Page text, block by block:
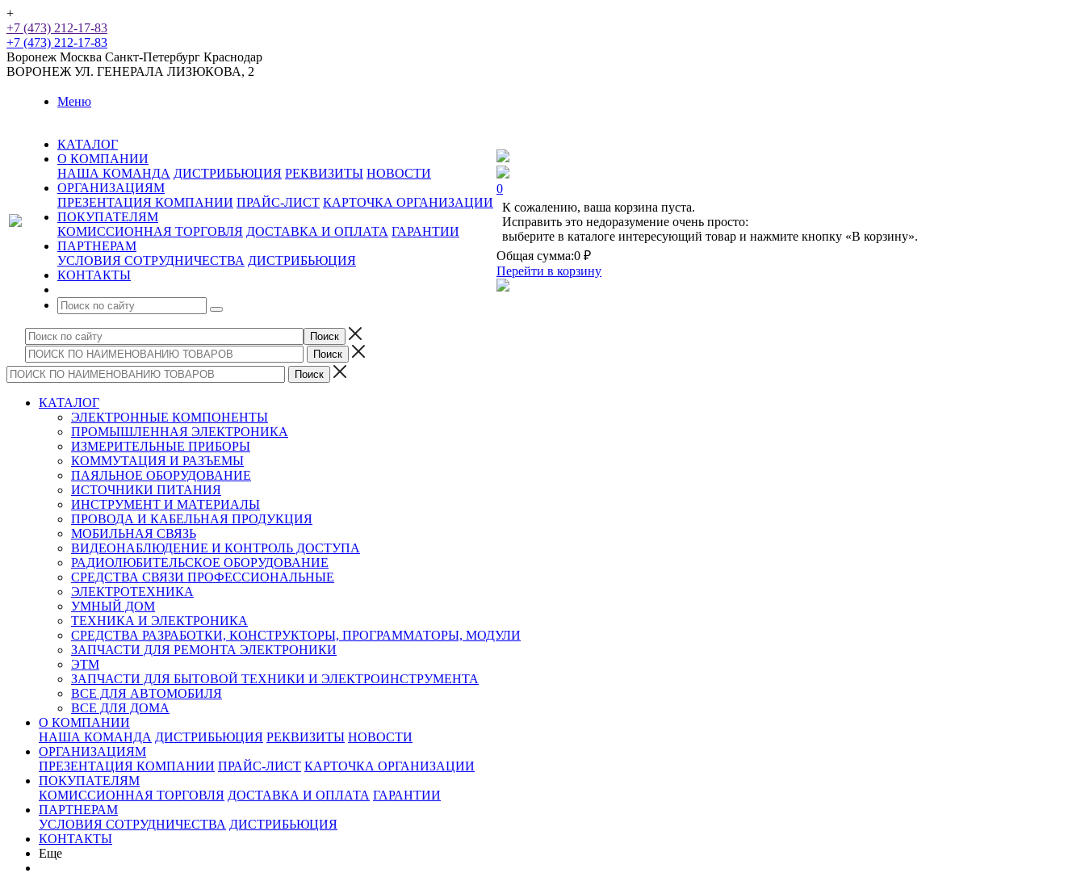
+
+7 (473) 212-17-83
+7 (473) 212-17-83
Воронеж Москва Санкт-Петербург Краснодар
ВОРОНЕЖ УЛ. ГЕНЕРАЛА ЛИЗЮКОВА, 2
Меню
КАТАЛОГ
О КОМПАНИИ
НАША КОМАНДА ДИСТРИБЬЮЦИЯ РЕКВИЗИТЫ НОВОСТИ
ОРГАНИЗАЦИЯМ
ПРЕЗЕНТАЦИЯ КОМПАНИИ ПРАЙС-ЛИСТ КАРТОЧКА ОРГАНИЗАЦИИ
ПОКУПАТЕЛЯМ
КОМИССИОННАЯ ТОРГОВЛЯ ДОСТАВКА И ОПЛАТА ГАРАНТИИ
ПАРТНЕРАМ
УСЛОВИЯ СОТРУДНИЧЕСТВА ДИСТРИБЬЮЦИЯ
КОНТАКТЫ
0
К сожалению, ваша корзина пуста.
Исправить это недоразумение очень просто:
выберите в каталоге интересующий товар и нажмите кнопку «В корзину».
Общая сумма:0 ₽
Перейти в корзину
КАТАЛОГ
ЭЛЕКТРОННЫЕ КОМПОНЕНТЫ
ПРОМЫШЛЕННАЯ ЭЛЕКТРОНИКА
ИЗМЕРИТЕЛЬНЫЕ ПРИБОРЫ
КОММУТАЦИЯ И РАЗЪЕМЫ
ПАЯЛЬНОЕ ОБОРУДОВАНИЕ
ИСТОЧНИКИ ПИТАНИЯ
ИНСТРУМЕНТ И МАТЕРИАЛЫ
ПРОВОДА И КАБЕЛЬНАЯ ПРОДУКЦИЯ
МОБИЛЬНАЯ СВЯЗЬ
ВИДЕОНАБЛЮДЕНИЕ И КОНТРОЛЬ ДОСТУПА
РАДИОЛЮБИТЕЛЬСКОЕ ОБОРУДОВАНИЕ
СРЕДСТВА СВЯЗИ ПРОФЕССИОНАЛЬНЫЕ
ЭЛЕКТРОТЕХНИКА
УМНЫЙ ДОМ
ТЕХНИКА И ЭЛЕКТРОНИКА
СРЕДСТВА РАЗРАБОТКИ, КОНСТРУКТОРЫ, ПРОГРАММАТОРЫ, МОДУЛИ
ЗАПЧАСТИ ДЛЯ РЕМОНТА ЭЛЕКТРОНИКИ
ЭТМ
ЗАПЧАСТИ ДЛЯ БЫТОВОЙ ТЕХНИКИ И ЭЛЕКТРОИНСТРУМЕНТА
ВСЕ ДЛЯ АВТОМОБИЛЯ
ВСЕ ДЛЯ ДОМА
О КОМПАНИИ
НАША КОМАНДА ДИСТРИБЬЮЦИЯ РЕКВИЗИТЫ НОВОСТИ
ОРГАНИЗАЦИЯМ
ПРЕЗЕНТАЦИЯ КОМПАНИИ ПРАЙС-ЛИСТ КАРТОЧКА ОРГАНИЗАЦИИ
ПОКУПАТЕЛЯМ
КОМИССИОННАЯ ТОРГОВЛЯ ДОСТАВКА И ОПЛАТА ГАРАНТИИ
ПАРТНЕРАМ
УСЛОВИЯ СОТРУДНИЧЕСТВА ДИСТРИБЬЮЦИЯ
КОНТАКТЫ
Еще